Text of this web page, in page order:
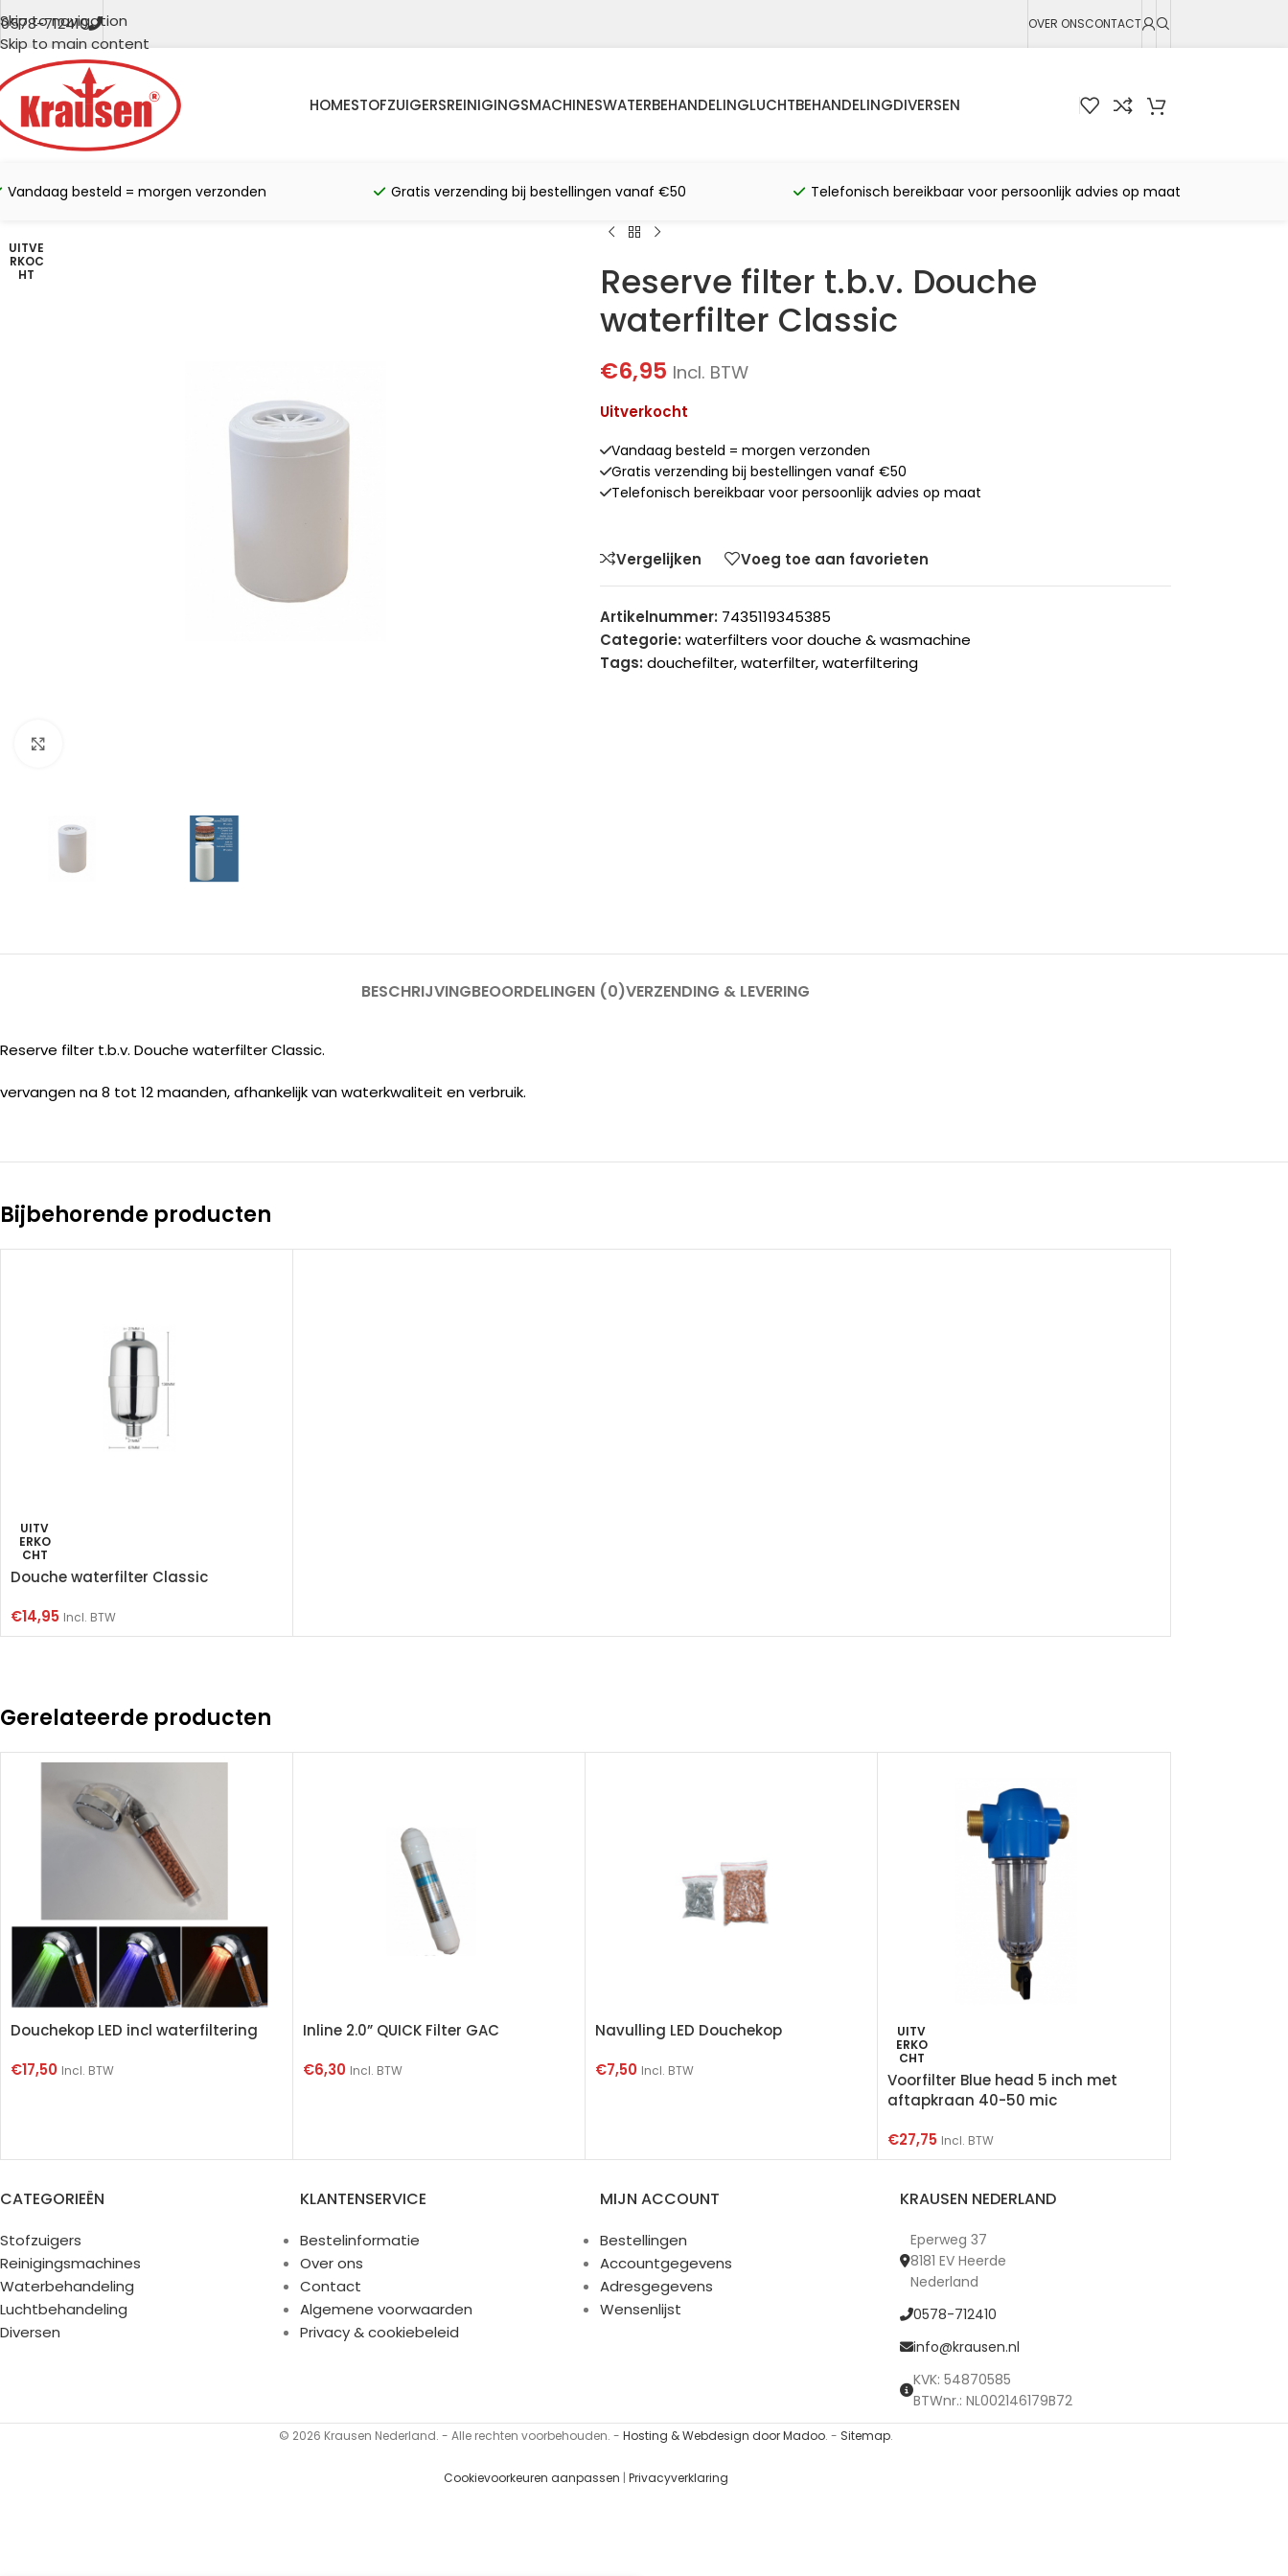
Skip to navigation
Skip to main content
0578-712410 OVER ONSCONTACT
HOMESTOFZUIGERSREINIGINGSMACHINESWATERBEHANDELINGLUCHTBEHANDELINGDIVERSEN
Vandaag besteld = morgen verzonden Gratis verzending bij bestellingen vanaf €50 Telefonisch bereikbaar voor persoonlijk advies op maat
UITVE
RKOC
HT
Reserve filter t.b.v. Douche
waterfilter Classic
€6,95 Incl. BTW
Uitverkocht
Vandaag besteld = morgen verzonden
Gratis verzending bij bestellingen vanaf €50
Telefonisch bereikbaar voor persoonlijk advies op maat
Vergelijken Voeg toe aan favorieten
Artikelnummer: 7435119345385
Categorie: waterfilters voor douche & wasmachine
Tags: douchefilter,waterfilter,waterfiltering
BESCHRIJVINGBEOORDELINGEN (0)VERZENDING & LEVERING
Reserve filter t.b.v. Douche waterfilter Classic.
vervangen na 8 tot 12 maanden, afhankelijk van waterkwaliteit en verbruik.
Bijbehorende producten
UITV
ERKO
CHT
Douche waterfilter Classic
€14,95 Incl. BTW
Gerelateerde producten
Douchekop LED incl waterfiltering
€17,50 Incl. BTW
Inline 2.0” QUICK Filter GAC
€6,30 Incl. BTW
Navulling LED Douchekop
€7,50 Incl. BTW
UITV
ERKO
CHT
Voorfilter Blue head 5 inch met
aftapkraan 40-50 mic
€27,75 Incl. BTW
CATEGORIEËN
Stofzuigers
Reinigingsmachines
Waterbehandeling
Luchtbehandeling
Diversen
KLANTENSERVICE
Bestelinformatie
Over ons
Contact
Algemene voorwaarden
Privacy & cookiebeleid
MIJN ACCOUNT
Bestellingen
Accountgegevens
Adresgegevens
Wensenlijst
KRAUSEN NEDERLAND
Eperweg 37
8181 EV Heerde
Nederland
0578-712410
info@krausen.nl
KVK: 54870585
BTWnr.: NL002146179B72
© 2026 Krausen Nederland. - Alle rechten voorbehouden. - Hosting & Webdesign door Madoo. - Sitemap.
Cookievoorkeuren aanpassen | Privacyverklaring